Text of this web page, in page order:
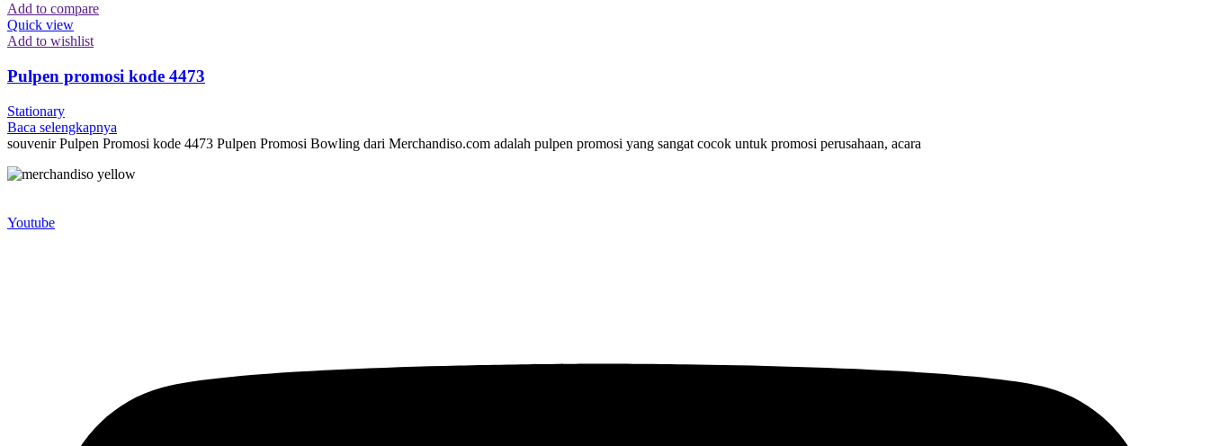
Add to compare
Quick view
Add to wishlist
Pulpen promosi kode 4473
Stationary
Baca selengkapnya
souvenir Pulpen Promosi kode 4473 Pulpen Promosi Bowling dari Merchandiso.com adalah pulpen promosi yang sangat cocok untuk promosi perusahaan, acara
Youtube